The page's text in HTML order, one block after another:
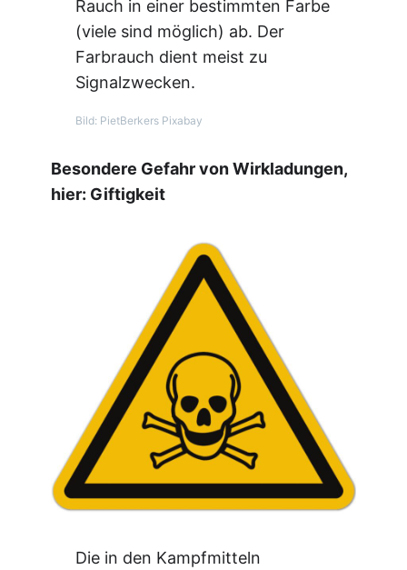
Rauch in einer bestimmten Farbe
(viele sind möglich) ab. Der
Farbrauch dient meist zu
Signalzwecken.
Bild: PietBerkers Pixabay
Besondere Gefahr von Wirkladungen,
hier: Giftigkeit
Die in den Kampfmitteln